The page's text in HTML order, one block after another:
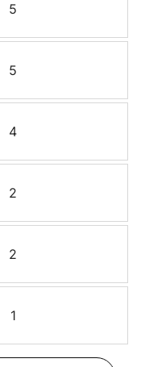
5
5
4
2
2
1